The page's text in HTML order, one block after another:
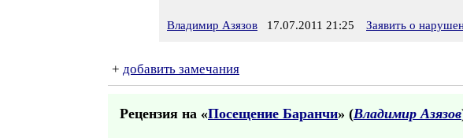
Владимир Азязов 17.07.2011 21:25 Заявить о
+ добавить замечания
Рецензия на «Посещение Баранчи» (Владимир Азязов